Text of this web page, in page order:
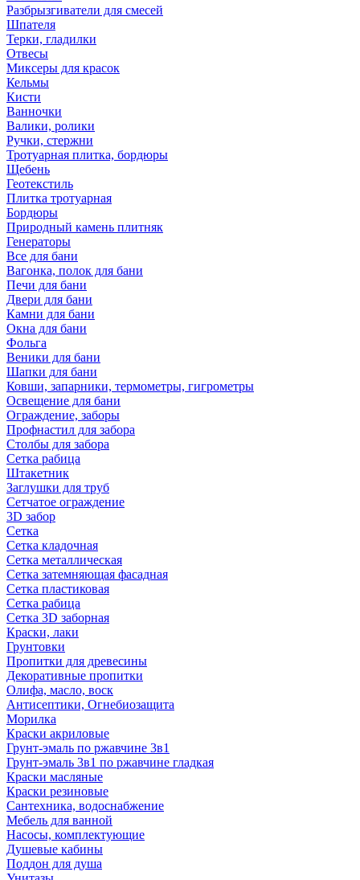
Разбрызгиватели для смесей
Шпателя
Терки, гладилки
Отвесы
Миксеры для красок
Кельмы
Кисти
Ванночки
Валики, ролики
Ручки, стержни
Тротуарная плитка, бордюры
Щебень
Геотекстиль
Плитка тротуарная
Бордюры
Природный камень плитняк
Генераторы
Все для бани
Вагонка, полок для бани
Печи для бани
Двери для бани
Камни для бани
Окна для бани
Фольга
Веники для бани
Шапки для бани
Ковши, запарники, термометры, гигрометры
Освещение для бани
Ограждение, заборы
Профнастил для забора
Столбы для забора
Сетка рабица
Штакетник
Заглушки для труб
Сетчатое ограждение
3D забор
Сетка
Сетка кладочная
Сетка металлическая
Сетка затемняющая фасадная
Сетка пластиковая
Сетка рабица
Сетка 3D заборная
Краски, лаки
Грунтовки
Пропитки для древесины
Декоративные пропитки
Олифа, масло, воск
Антисептики, Огнебиозащита
Морилка
Краски акриловые
Грунт-эмаль по ржавчине 3в1
Грунт-эмаль 3в1 по ржавчине гладкая
Краски масляные
Краски резиновые
Сантехника, водоснабжение
Мебель для ванной
Насосы, комплектующие
Душевые кабины
Поддон для душа